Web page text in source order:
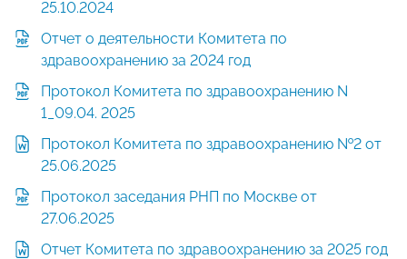
25.10.2024
Отчет о деятельности Комитета по
здравоохранению за 2024 год
Протокол Комитета по здравоохранению N
1_09.04. 2025
Протокол Комитета по здравоохранению №2 от
25.06.2025
Протокол заседания РНП по Москве от
27.06.2025
Отчет Комитета по здравоохранению за 2025 год